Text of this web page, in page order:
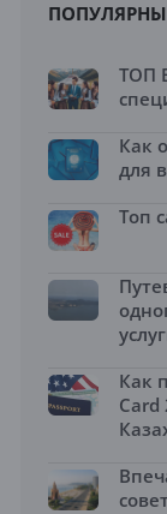
ТОП
Как
для
Топ
Как